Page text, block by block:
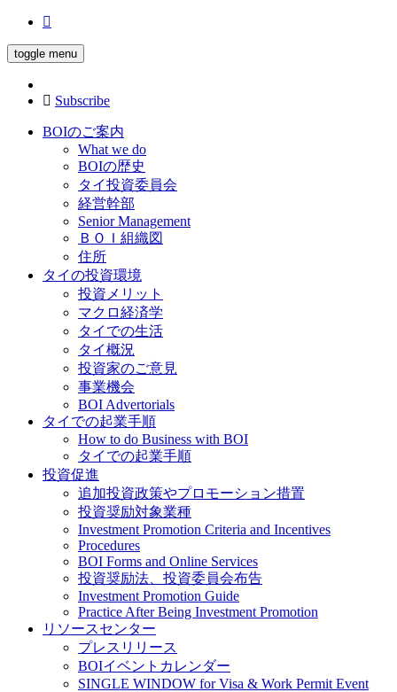
toggle menu
Subscribe
BOIのご案内
What we do
BOIの歴史
タイ投資委員会
経営幹部
Senior Management
ＢＯＩ組織図
住所
タイの投資環境
投資メリット
マクロ経済学
タイでの生活
タイ概況
投資家のご意見
事業機会
BOI Advertorials
タイでの起業手順
How to do Business with BOI
タイでの起業手順
投資促進
追加投資政策やプロモーション措置
投資奨励対象業種
Investment Promotion Criteria and Incentives
Procedures
BOI Forms and Online Services
投資奨励法、投資委員会布告
Investment Promotion Guide
Practice After Being Investment Promotion
リソースセンター
プレスリリース
BOIイベントカレンダー
SINGLE WINDOW for Visa & Work Permit Event